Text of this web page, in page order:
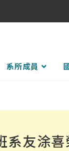
系所成員
系友